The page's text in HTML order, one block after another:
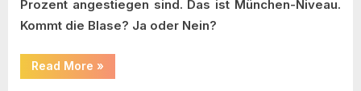
Prozent angestiegen sind. Das ist München-Niveau.
Kommt die Blase? Ja oder Nein?
Read More “Immobilienpreise
in
»